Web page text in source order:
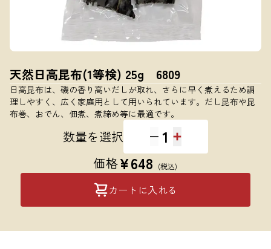
天然日高昆布(1等検) 25g 6809
日高昆布は、磯の香り高いだしが取れ、さらに早く煮えるため調
理しやすく、広く家庭用として用いられています。だし昆布や昆
布巻、おでん、佃煮、煮締め等に最適です。
数量を選択 1
価格¥648 (税込)
カートに入れる